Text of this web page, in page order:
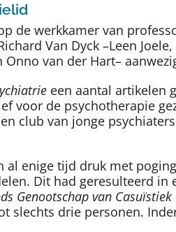
de werkkamer van
Van Dyck –Leen
van der Hart–
een aantal artikelen
voor de psychotherapie
club van jonge
al enige tijd druk met
Dit had geresulteerd
Genootschap van
slechts drie personen.